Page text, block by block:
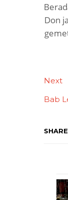
Don
Next
Bab